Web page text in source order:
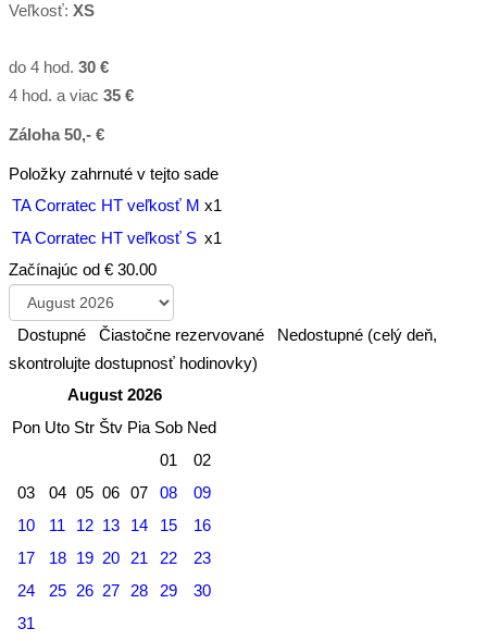
Veľkosť: XS
do 4 hod. 30 €
4 hod. a viac 35 €
Záloha 50,- €
Položky zahrnuté v tejto sade
TA Corratec HT veľkosť M x1
TA Corratec HT veľkosť S x1
Začínajúc od € 30.00
Dostupné Čiastočne rezervované
Nedostupné (celý deň,
skontrolujte dostupnosť hodinovky)
August 2026
Pon Uto Str Štv Pia Sob Ned
01
02
03
04 05 06 07 08
09
10
11 12 13 14 15
16
17
18 19 20 21 22
23
24
25 26 27 28 29
30
31